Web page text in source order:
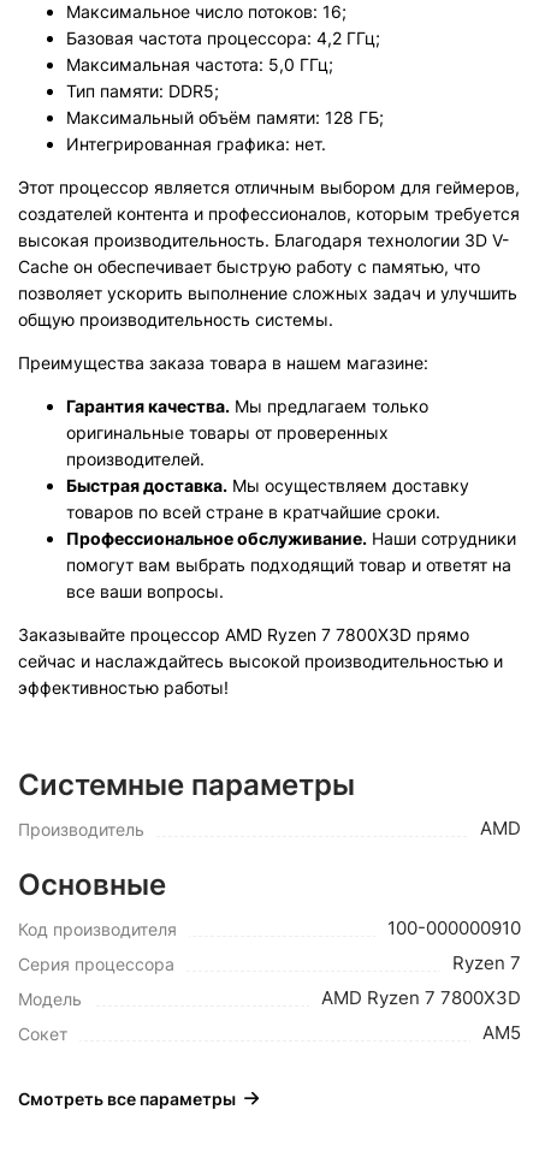
Максимальное число потоков: 16;
Базовая частота процессора: 4,2 ГГц;
Максимальная частота: 5,0 ГГц;
Тип памяти: DDR5;
Максимальный объём памяти: 128 ГБ;
Интегрированная графика: нет.
Этот процессор является отличным выбором для геймеров,
создателей контента и профессионалов, которым требуется
высокая производительность. Благодаря технологии 3D V-
Cache он обеспечивает быструю работу с памятью, что
позволяет ускорить выполнение сложных задач и улучшить
общую производительность системы.
Преимущества заказа товара в нашем магазине:
Гарантия качества. Мы предлагаем только
оригинальные товары от проверенных
производителей.
Быстрая доставка. Мы осуществляем доставку
товаров по всей стране в кратчайшие сроки.
Профессиональное обслуживание. Наши сотрудники
помогут вам выбрать подходящий товар и ответят на
все ваши вопросы.
Заказывайте процессор AMD Ryzen 7 7800X3D прямо
сейчас и наслаждайтесь высокой производительностью и
эффективностью работы!
Системные параметры
Производитель AMD
Основные
Код производителя 100-000000910
Серия процессора Ryzen 7
Модель AMD Ryzen 7 7800X3D
Сокет AM5
Смотреть все параметры